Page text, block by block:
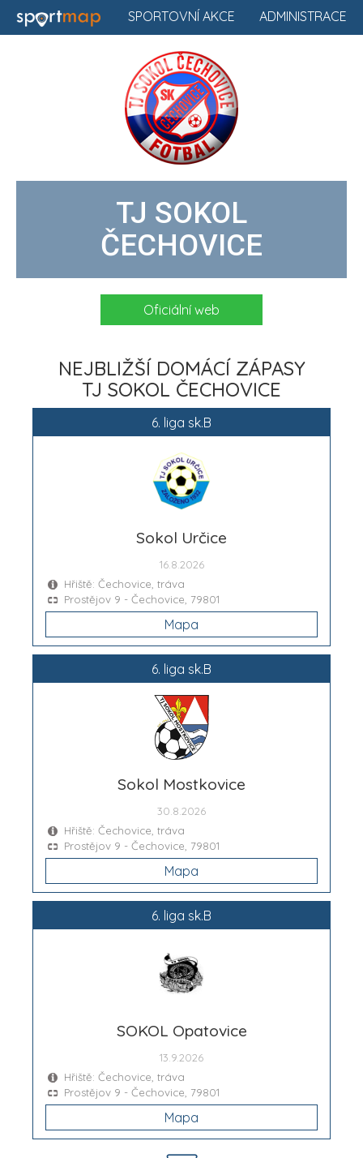
ADMINISTRACE
SPORTOVNÍ AKCE
TJ SOKOL
ČECHOVICE
Oficiální web
NEJBLIŽŠÍ DOMÁCÍ ZÁPASY
TJ SOKOL ČECHOVICE
6. liga sk.B
Sokol Určice
16.8.2026
Hřiště: Čechovice, tráva
Prostějov 9 - Čechovice, 79801
Mapa
6. liga sk.B
Sokol Mostkovice
30.8.2026
Hřiště: Čechovice, tráva
Prostějov 9 - Čechovice, 79801
Mapa
6. liga sk.B
SOKOL Opatovice
13.9.2026
Hřiště: Čechovice, tráva
Prostějov 9 - Čechovice, 79801
Mapa